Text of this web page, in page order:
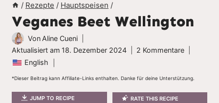
/ Rezepte / Hauptspeisen /
Veganes Beet Wellington
Von Aline Cueni
Aktualisiert am 18. Dezember 2024
2 Kommentare
English
*Dieser Beitrag kann Affiliate-Links enthalten. Danke für deine Unterstützung.
JUMP TO RECIPE RATE THIS RECIPE